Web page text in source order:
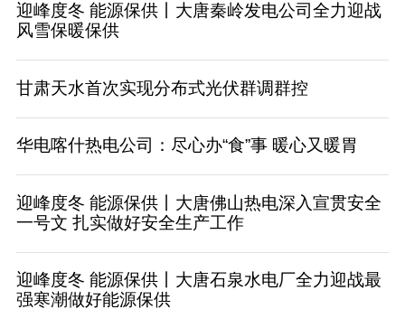
迎峰度冬 能源保供丨大唐秦岭发电公司全力迎战
风雪保暖保供
甘肃天水首次实现分布式光伏群调群控
华电喀什热电公司：尽心办“食”事 暖心又暖胃
迎峰度冬 能源保供丨大唐佛山热电深入宣贯安全
一号文 扎实做好安全生产工作
迎峰度冬 能源保供丨大唐石泉水电厂全力迎战最
强寒潮做好能源保供